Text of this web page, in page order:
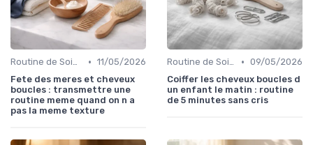
Routine de Soins pour Cheveux Bouclés • 11/05/2026
Fete des meres et cheveux
boucles : transmettre une
routine meme quand on n a
pas la meme texture
Routine de Soins pour Cheveux Bouclés • 09/05/2026
Coiffer les cheveux boucles d
un enfant le matin : routine
de 5 minutes sans cris